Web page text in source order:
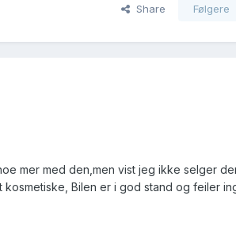
Share Følgere
mer med den,men vist jeg ikke selger
Bilen er i god stand og feiler